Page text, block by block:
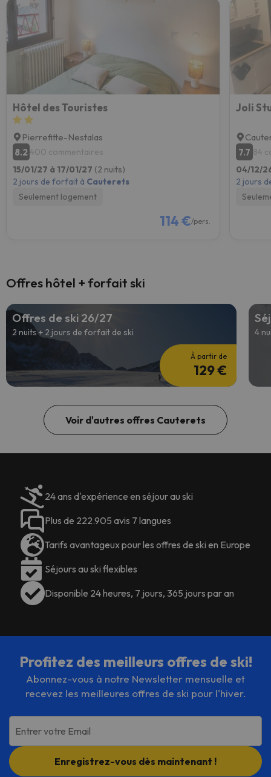
Hôtel des Touristes
Pierrefitte-Nestalas
8.2 400 commentaires
15/01/27 à 17/01/27 (2 nuits)
2 jours de forfait à Cauterets
Seulement logement
114 €/pers.
Joli
7.7 84
04/12/
2 jours
Offres hôtel + forfait ski
Offres de ski 26/27
2 nuits + 2 jours de forfait de ski
À partir de
129 €
4
Voir d'autres offres Cauterets
24 ans d'expérience en séjour au ski
Plus de 222.905 avis 7 langues
Tarifs avantageux pour les offres de ski en Europe
Séjours au ski flexibles
Disponible 24 heures, 7 jours, 365 jours par an
Profitez des meilleurs offres de ski!
Abonnez-vous à notre Newsletter mensuelle et
recevez les meilleures offres de ski pour l'hiver.
Entrer votre Email
Enregistrez-vous dès maintenant !